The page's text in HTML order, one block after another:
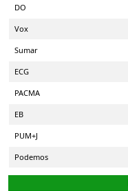
DO
Vox
Sumar
ECG
PACMA
EB
PUM+J
Podemos